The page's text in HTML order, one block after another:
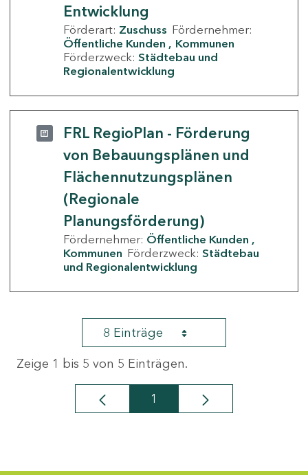
Entwicklung
Förderart: Zuschuss Fördernehmer:
Öffentliche Kunden
Kommunen
Förderzweck: Städtebau und
Regionalentwicklung
FRL RegioPlan - Förderung
von Bebauungsplänen und
Flächennutzungsplänen
(Regionale
Planungsförderung)
Fördernehmer: Öffentliche Kunden
Kommunen Förderzweck: Städtebau
und Regionalentwicklung
8 Einträge
Zeige 1 bis 5 von 5 Einträgen.
Seite
1